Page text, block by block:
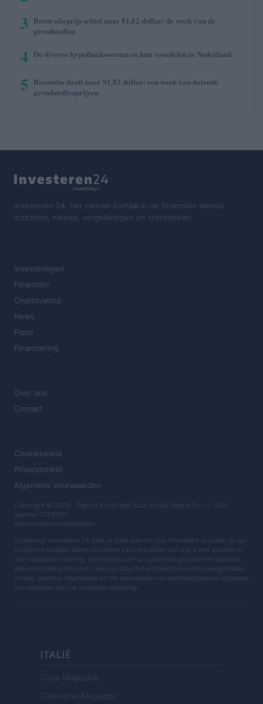
3 Brent olieprijs schiet naar 81,62 dollar: de week van de
grondstoffen
4 De diverse hypotheeksoorten en hun voordelen in Nederland
5 Brentolie daalt naar 91,82 dollar: een week van dalende
grondstoffenprijzen
Investeren 24, het nieuwe portaal in de financiële wereld.
Inzichten, nieuws, vergelijkingen en statistieken.
Investeringen
Financiën
Cryptovaluta
News
Fisco
Financiering
Over ons
Contact
Cookiebeleid
Privacybeleid
Algemene voorwaarden
Copyright © 2026 · Gepost in Holland door AdHub Media S.r.l. — REA-
nummer 2729933
Alle rechten voorbehouden
Vrijwaring: Investeren 24 doet er alles aan om haar informatie accuraat en up-
to-date te houden. Deze informatie kan verschillen van wat u ziet wanneer u
een financiële instelling, serviceprovider of specifieke productsite bezoekt.
Alle financiële producten, inkoopproducten en diensten worden aangeboden
zonder garantie. Raadpleeg bij het beoordelen van aanbiedingen de algemene
voorwaarden van uw financiële instelling.
ITALIË
Casa Magazine
Cineverse Magazine